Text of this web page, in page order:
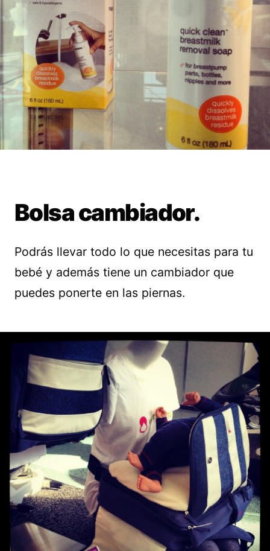
Bolsa cambiador.
Podrás llevar todo lo que necesitas para tu
bebé y además tiene un cambiador que
puedes ponerte en las piernas.